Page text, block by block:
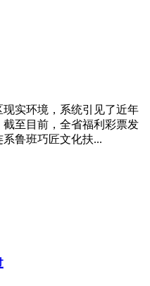
实环境，系统引见了近年
至目前，全省福利彩票发
鲁班巧匠文化扶...